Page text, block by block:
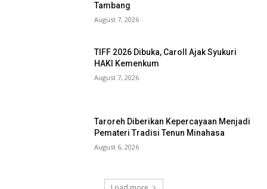
Tambang
August 7, 2026
TIFF 2026 Dibuka, Caroll Ajak Syukuri
HAKI Kemenkum
August 7, 2026
Taroreh Diberikan Kepercayaan Menjadi
Pemateri Tradisi Tenun Minahasa
August 6, 2026